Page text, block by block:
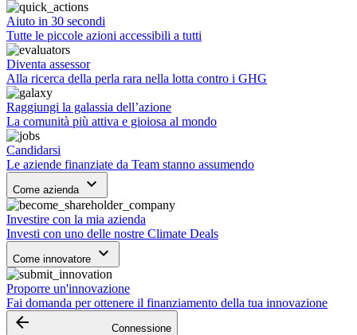
Aiuto in 30 secondi
Tutte le piccole azioni accessibili a tutti
Diventa assessor
Alla ricerca della perla rara nella lotta contro i GHG
Raggiungi la galassia dell’azione
La comunità più attiva e gioiosa al mondo
Candidarsi
Le aziende finanziate da Team stanno assumendo
Come azienda keyboard_arrow_down
Investire con la mia azienda
Investi con uno delle nostre Climate Deals
Come innovatore keyboard_arrow_down
Proporre un'innovazione
Fai domanda per ottenere il finanziamento della tua innovazione
arrow_backward Connessione